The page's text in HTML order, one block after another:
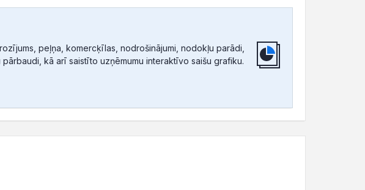
peļņa, komercķīlas, nodrošinājumi, nodokļu parādi,
kā arī saistīto uzņēmumu interaktīvo saišu grafiku.